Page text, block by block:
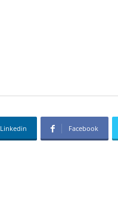
Linkedin Facebook